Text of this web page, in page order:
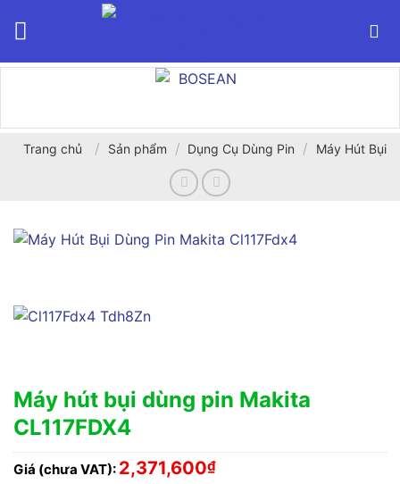
Trang chủ / Sản phẩm / Dụng Cụ Dùng Pin / Máy Hút Bụi
Máy hút bụi dùng pin Makita
CL117FDX4
Giá (chưa VAT): 2,371,600₫